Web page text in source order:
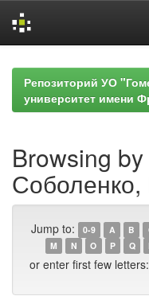
navigationРепозиторий УО
университет имени
Browsing
Jump to: 0-9 A B
M
N O P Q
or enter first few letters: